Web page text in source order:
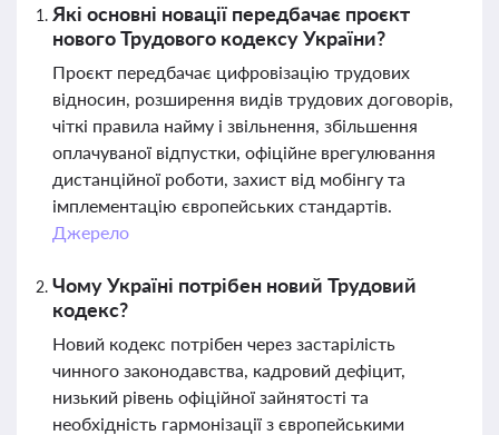
Які основні новації передбачає проєкт
нового Трудового кодексу України?
Проєкт передбачає цифровізацію трудових
відносин, розширення видів трудових договорів,
чіткі правила найму і звільнення, збільшення
оплачуваної відпустки, офіційне врегулювання
дистанційної роботи, захист від мобінгу та
імплементацію європейських стандартів.
Джерело
Чому Україні потрібен новий Трудовий
кодекс?
Новий кодекс потрібен через застарілість
чинного законодавства, кадровий дефіцит,
низький рівень офіційної зайнятості та
необхідність гармонізації з європейськими